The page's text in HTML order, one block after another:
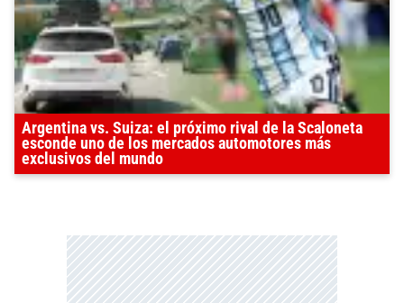
Argentina vs. Suiza: el próximo rival de la Scaloneta
esconde uno de los mercados automotores más
exclusivos del mundo